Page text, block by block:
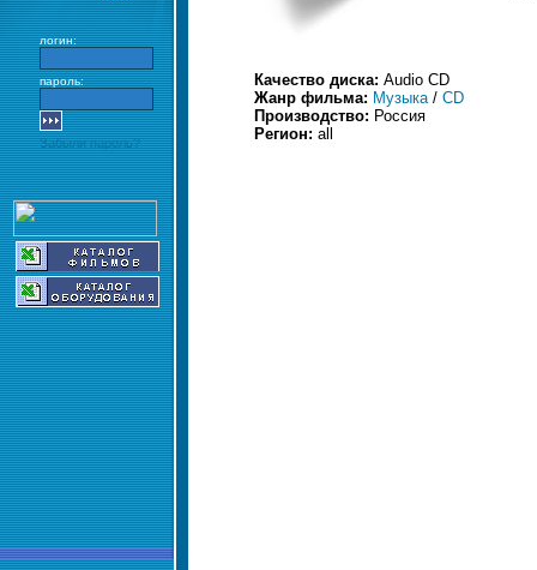
логин:
пароль:
Забыли пароль?
Качество диска: Audio CD
Жанр фильма: Музыка/ CD
Производство: Россия
Регион: all